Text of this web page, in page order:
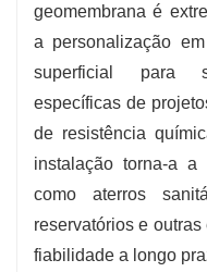
geomembrana é
a personalização
superficial para
específicas de
de resistência
instalação torna-a a
como aterros
reservatórios e
fiabilidade a longo